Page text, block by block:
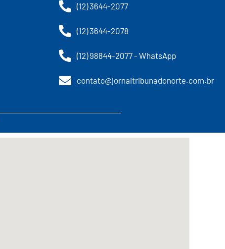
(12) 3644-2077
(12) 3644-2078
(12) 98844-2077 - WhatsApp
contato@jornaltribunadonorte.com.br